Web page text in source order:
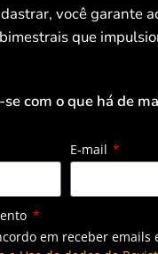
confirmam
e Cidades
Smart
você garante
que
se com o que há de
E-mail
em receber emails